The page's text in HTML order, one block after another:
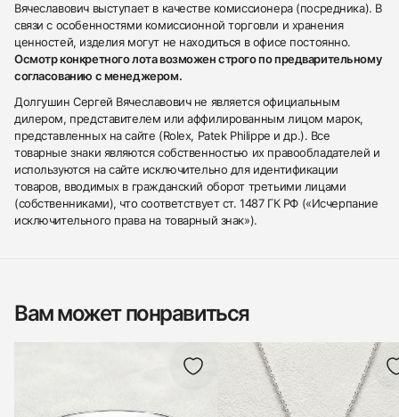
Вячеславович выступает в качестве комиссионера (посредника). В
связи с особенностями комиссионной торговли и хранения
ценностей, изделия могут не находиться в офисе постоянно.
Осмотр конкретного лота возможен строго по предварительному
согласованию с менеджером.
Долгушин Сергей Вячеславович не является официальным
дилером, представителем или аффилированным лицом марок,
представленных на сайте (Rolex, Patek Philippe и др.). Все
товарные знаки являются собственностью их правообладателей и
используются на сайте исключительно для идентификации
товаров, вводимых в гражданский оборот третьими лицами
(собственниками), что соответствует ст. 1487 ГК РФ («Исчерпание
исключительного права на товарный знак»).
Вам может понравиться